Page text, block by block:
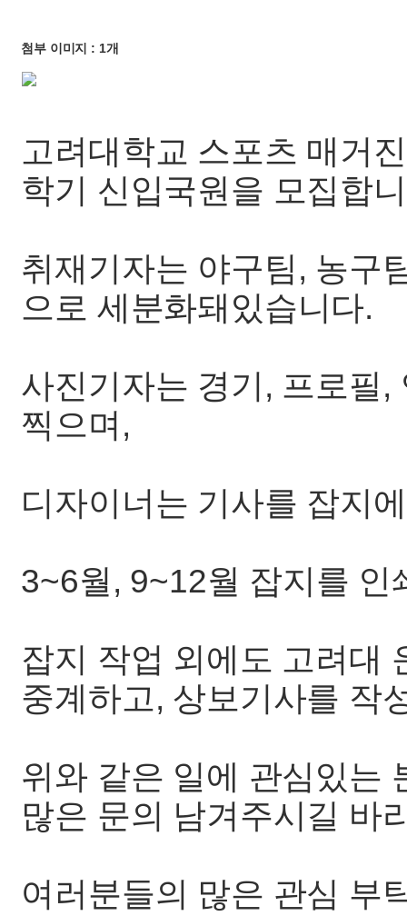
첨부 이미지 : 1개
고려대학교 스포츠 매거
학기 신입국원을 모집합
취재기자는 야구팀, 농구
으로 세분화돼있습니다.
사진기자는 경기, 프로필
찍으며,
디자이너는 기사를 잡지
3~6월, 9~12월 잡지를 인
잡지 작업 외에도 고려대
중계하고, 상보기사를 작
위와 같은 일에 관심있는
많은 문의 남겨주시길 바
여러분들의 많은 관심 부